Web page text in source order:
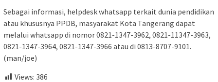
Sebagai informasi, helpdesk whatsapp terkait dunia pendidikan
atau khususnya PPDB, masyarakat Kota Tangerang dapat
melalui whatsapp di nomor 0821-1347-3962, 0821-11347-3963,
0821-1347-3964, 0821-1347-3966 atau di 0813-8707-9101.
(man/joe)
Views: 386